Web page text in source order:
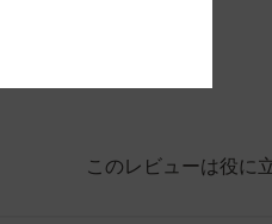
このレビューは役に